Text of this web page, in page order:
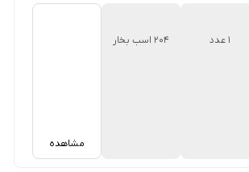
1 عدد 204 اسب بخار
مشاهده